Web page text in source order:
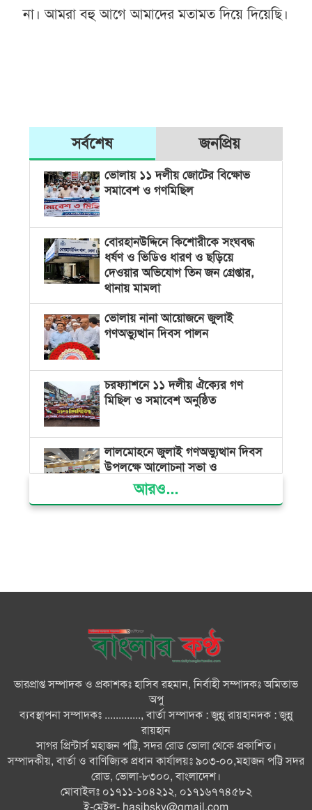
না। আমরা বহু আগে আমাদের মতামত দিয়ে দিয়েছি।
সর্বশেষ জনপ্রিয়
ভোলায় ১১ দলীয় জোটের বিক্ষোভ
সমাবেশ ও গণমিছিল
বোরহানউদ্দিনে কিশোরীকে সংঘবদ্ধ
ধর্ষণ ও ভিডিও ধারণ ও ছড়িয়ে
দেওয়ার অভিযোগ তিন জন গ্রেপ্তার,
থানায় মামলা
ভোলায় নানা আয়োজনে জুলাই
গণঅভ্যুত্থান দিবস পালন
চরফ্যাশনে ১১ দলীয় ঐক্যের গণ
মিছিল ও সমাবেশ অনুষ্ঠিত
লালমোহনে জুলাই গণঅভ্যুত্থান দিবস
উপলক্ষে আলোচনা সভা ও
শিক্ষার্থীদের চিত্রাঙ্কন-রচনা
প্রতিযোগিতা
দৌলতখানে গণঅভ্যুত্থান দিবস পালন
জুলাই শহিদ পরিবার ও যোদ্ধাদের
মর্যাদা নিশ্চিত করা সরকারের পবিত্র
দায়িত্ব : ভারপ্রাপ্ত রাষ্ট্রপতি
রাষ্ট্রীয় অনুষ্ঠানে বিশৃঙ্খলা ও ‘ভুয়া’
স্লোগান অত্যন্ত দুঃখজনক
আরও...
ভারপ্রাপ্ত সম্পাদক ও প্রকাশকঃ হাসিব রহমান, নির্বাহী সম্পাদকঃ অমিতাভ
অপু
ব্যবস্থাপনা সম্পাদকঃ ............., বার্তা সম্পাদক : জুন্নু রায়হানদক : জুন্নু
রায়হান
সাগর প্রিন্টার্স মহাজন পট্টি, সদর রোড ভোলা থেকে প্রকাশিত।
সম্পাদকীয়, বার্তা ও বাণিজ্যিক প্রধান কার্যালয়ঃ ৯০৩-০০,মহাজন পট্টি সদর
রোড, ভোলা-৮৩০০, বাংলাদেশ।
মোবাইলঃ ০১৭১১-১০৪২১২, ০১৭১৬৭৭৪৫৮২